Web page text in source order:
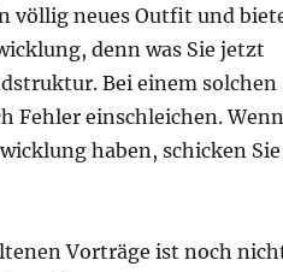
völlig neues Outfit und
denn was Sie jetzt
Bei einem solchen
Fehler einschleichen. Wenn
haben, schicken Sie
Vorträge ist noch